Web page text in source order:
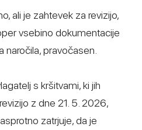
ali je zahtevek za revizijo,
vsebino dokumentacije
pravočasen.
s kršitvami, ki jih
z dne 21. 5. 2026,
zatrjuje, da je